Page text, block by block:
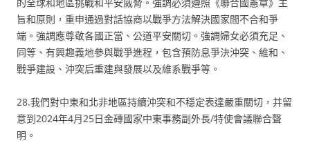
旨和原則，重申通過對話協商以戰爭方法解決國家間不合和爭
端。強調應尊敬各國正當、公道平安關切。強調婦女必須充足、
同等、有興趣義地參與戰爭進程，包含預防息爭決沖突、維和、
戰爭建設、沖突后重建與發展以及維系戰爭等。
28.我們對中東和北非地區持續沖突和不穩定表達嚴重關切，并留
意到2024年4月25日金磚國家中東事務副外長/特使會議聯合聲
明。